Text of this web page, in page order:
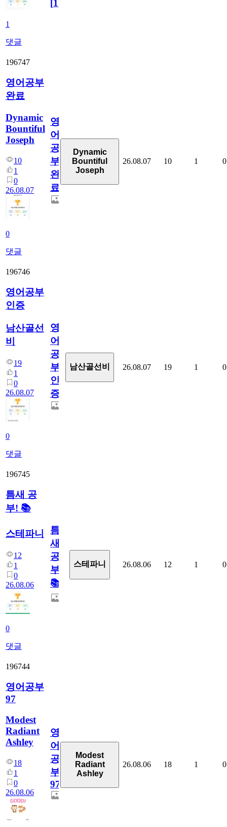
1
댓글
[1]
196747
영어공부
완료
Dynamic
Bountiful
Joseph
10
1
0
26.08.07
0
댓글
영
어
공
부
완
료
Dynamic
Bountiful
Joseph
26.08.07 10 1 0
196746
영어공부
인증
남산골선
비
19
1
0
26.08.07
0
댓글
영
어
공
부
인
증
남산골선비 26.08.07 19 1 0
196745
틈새 공
부! 📚
스테파니
12
1
0
26.08.06
0
댓글
틈
새
공
부!
📚
스테파니 26.08.06 12 1 0
196744
영어공부
97
Modest
Radiant
Ashley
18
1
0
26.08.06
영
어
공
부
97
Modest
Radiant
Ashley
26.08.06 18 1 0